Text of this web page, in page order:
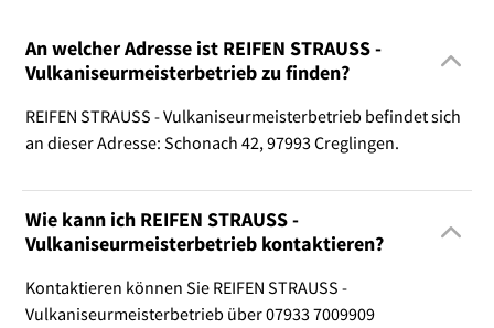
An welcher Adresse ist REIFEN STRAUSS -
Vulkaniseurmeisterbetrieb zu finden?
REIFEN STRAUSS - Vulkaniseurmeisterbetrieb befindet sich
an dieser Adresse: Schonach 42, 97993 Creglingen.
Wie kann ich REIFEN STRAUSS -
Vulkaniseurmeisterbetrieb kontaktieren?
Kontaktieren können Sie REIFEN STRAUSS -
Vulkaniseurmeisterbetrieb über 07933 7009909